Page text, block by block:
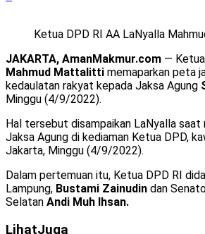
Ketua DPD RI AA LaNyalla
JAKARTA, AmanMakmur.com —
Mahmud Mattalitti memaparkan peta
kedaulatan rakyat kepada Jaksa Agung
Minggu (4/9/2022).
Hal tersebut disampaikan LaNyalla saat
Jaksa Agung di kediaman Ketua DPD,
Jakarta, Minggu (4/9/2022).
Dalam pertemuan itu, Ketua DPD RI
Lampung, Bustami Zainudin dan
Selatan Andi Muh Ihsan.
LihatJuga